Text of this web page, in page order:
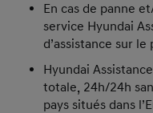
En cas de panne
service Hyundai
d’assistance sur
Hyundai
totale, 24h/24h
pays situés dans